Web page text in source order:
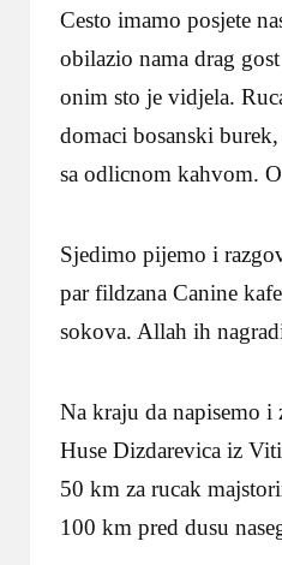
Cesto imamo posjete
obilazio nama drag
onim sto je vidjela.
domaci bosanski
sa odlicnom kahvom.
Sjedimo pijemo i
par fildzana Canine
sokova. Allah ih
Na kraju da napisemo
Huse Dizdarevica iz
50 km za rucak
100 km pred dusu